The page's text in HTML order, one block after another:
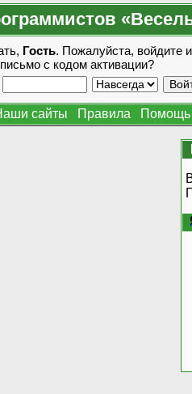
Гость. Пожалуйста, войдите
письмо с кодом активации?
сайты Правила Помощь